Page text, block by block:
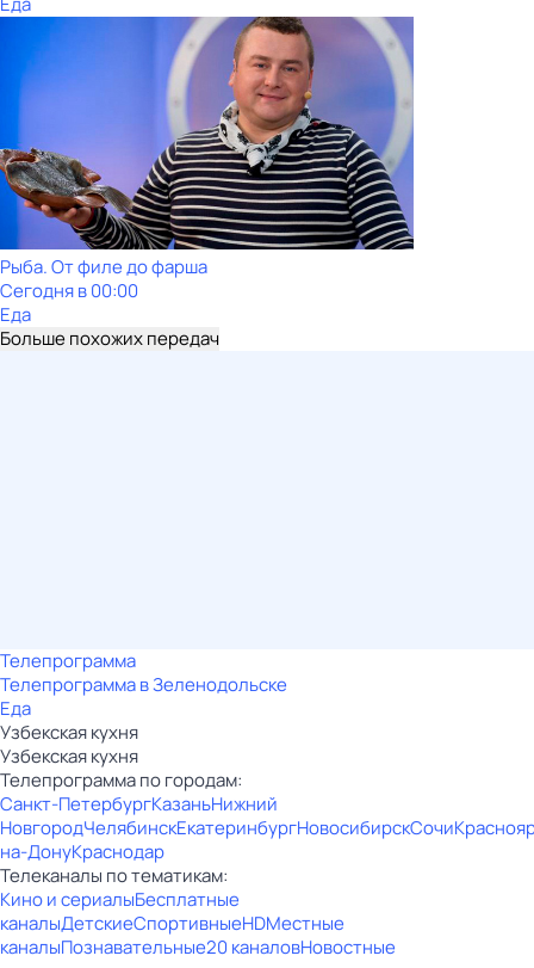
Рыба. От филе до фарша
Сегодня в 00:00
Еда
Больше похожих передач
Телепрограмма
Телепрограмма в Зеленодольске
Еда
Узбекская кухня
Узбекская кухня
Телепрограмма по городам:
Санкт-ПетербургКазаньНижний
НовгородЧелябинскЕкатеринбургНовосибирскСочи
на-ДонуКраснодар
Телеканалы по тематикам:
Кино и сериалыБесплатные
каналыДетскиеСпортивныеHDМестные
каналыПознавательные20 каналовНовостные